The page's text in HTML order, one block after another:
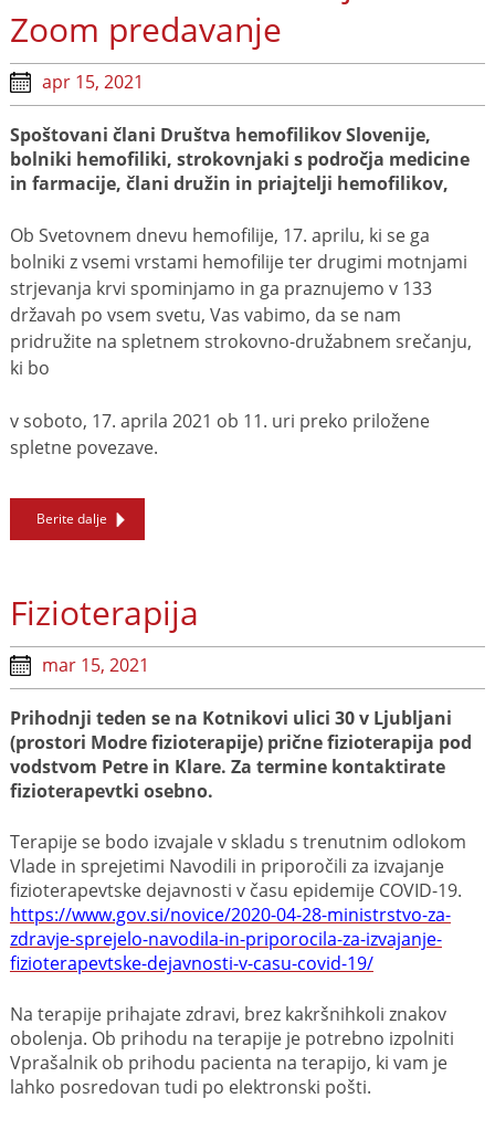
Zoom predavanje
apr 15, 2021
Spoštovani člani Društva hemofilikov Slovenije,
bolniki hemofiliki, strokovnjaki s področja medicine
in farmacije, člani družin in priajtelji hemofilikov,
Ob Svetovnem dnevu hemofilije, 17. aprilu, ki se ga
bolniki z vsemi vrstami hemofilije ter drugimi motnjami
strjevanja krvi spominjamo in ga praznujemo v 133
državah po vsem svetu, Vas vabimo, da se nam
pridružite na spletnem strokovno-družabnem srečanju,
ki bo
v soboto, 17. aprila 2021 ob 11. uri preko priložene
spletne povezave.
Berite dalje
Fizioterapija
mar 15, 2021
Prihodnji teden se na Kotnikovi ulici 30 v Ljubljani
(prostori Modre fizioterapije) prične fizioterapija pod
vodstvom Petre in Klare. Za termine kontaktirate
fizioterapevtki osebno.
Terapije se bodo izvajale v skladu s trenutnim odlokom
Vlade in sprejetimi Navodili in priporočili za izvajanje
fizioterapevtske dejavnosti v času epidemije COVID-19.
https://www.gov.si/novice/2020-04-28-ministrstvo-za-
zdravje-sprejelo-navodila-in-priporocila-za-izvajanje-
fizioterapevtske-dejavnosti-v-casu-covid-19/
Na terapije prihajate zdravi, brez kakršnihkoli znakov
obolenja. Ob prihodu na terapije je potrebno izpolniti
Vprašalnik ob prihodu pacienta na terapijo, ki vam je
lahko posredovan tudi po elektronski pošti.